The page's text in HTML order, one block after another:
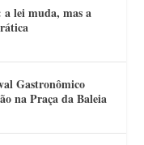
a lei muda, mas a
Gastronômico
na Praça da Baleia